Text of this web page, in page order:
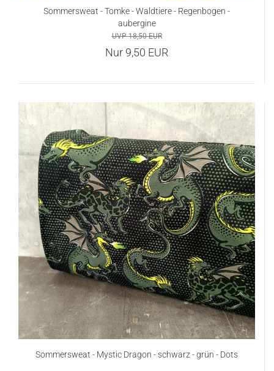
Sommersweat - Tomke - Waldtiere - Regenbogen -
aubergine
UVP 18,50 EUR
Nur 9,50 EUR
Sommersweat - Mystic Dragon - schwarz - grün - Dots